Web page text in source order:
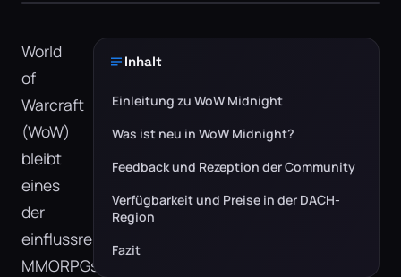
World
of
Warcraft
(WoW)
bleibt
eines
der
einflussreichsten
MMORPGs
Inhalt
Einleitung zu WoW Midnight
Was ist neu in WoW Midnight?
Feedback und Rezeption der Community
Verfügbarkeit und Preise in der DACH-
Region
Fazit